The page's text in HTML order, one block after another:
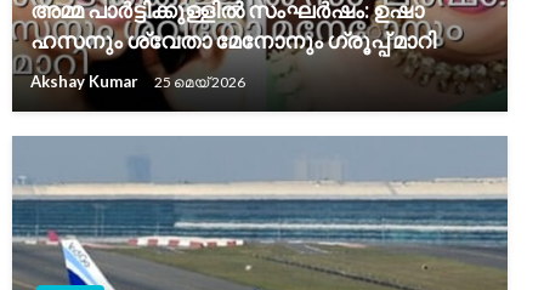
അമ്മ പാർട്ടിക്കുള്ളിൽ സംഘർഷം: ഉഷാ
ഹസനും ശ്വേതാ മേനോനും ഗ്രൂപ്പ് മാറി
Akshay Kumar 25 മെയ്‌ 2026